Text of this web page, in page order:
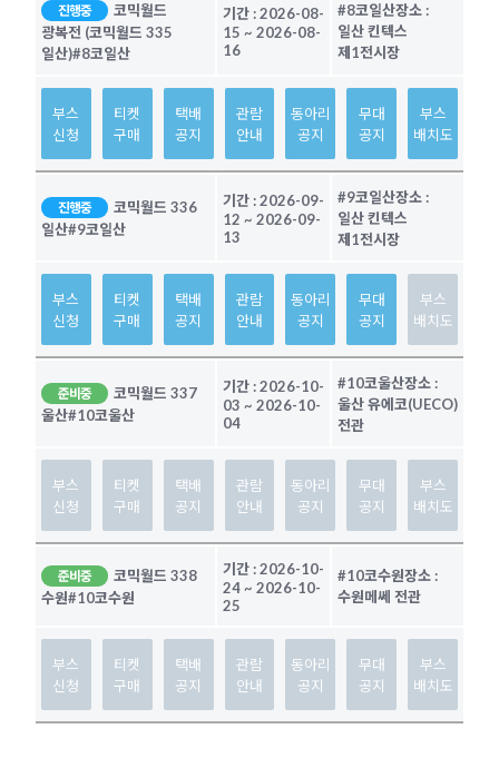
진행중
코믹월드
광복전 (코믹월드 335
일산)#8코일산
기간 :2026-08-
15 ~ 2026-08-
16
#8코일산장소 :
일산 킨텍스
제1전시장
부스
신청
티켓
구매
택배
공지
관람
안내
동아리
공지
무대
공지
부스
배치도
진행중
코믹월드 336
일산#9코일산
기간 :2026-09-
12 ~ 2026-09-
13
#9코일산장소 :
일산 킨텍스
제1전시장
부스
신청
티켓
구매
택배
공지
관람
안내
동아리
공지
무대
공지
부스
배치도
준비중
코믹월드 337
울산#10코울산
기간 :2026-10-
03 ~ 2026-10-
04
#10코울산장소 :
울산 유에코(UECO)
전관
부스
신청
티켓
구매
택배
공지
관람
안내
동아리
공지
무대
공지
부스
배치도
준비중
코믹월드 338
수원#10코수원
기간 :2026-10-
24~ 2026-10-
25
#10코수원장소 :
수원메쎄 전관
부스
신청
티켓
구매
택배
공지
관람
안내
동아리
공지
무대
공지
부스
배치도